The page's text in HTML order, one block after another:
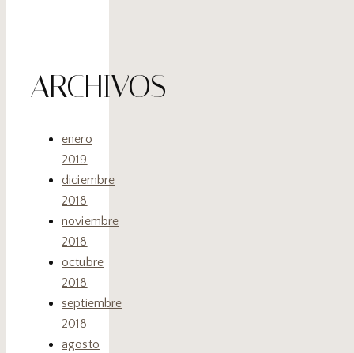
ARCHIVOS
enero
2019
diciembre
2018
noviembre
2018
octubre
2018
septiembre
2018
agosto